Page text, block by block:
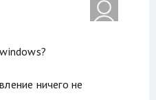
ничего не